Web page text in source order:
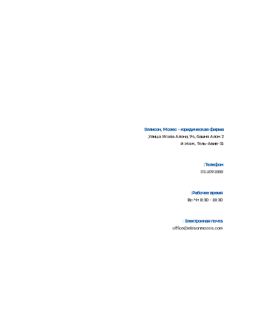
Эллисон, Мозес - юридическая фирма
Улица Игала Алона, 94, башня Алон 2,
31-й этаж, Тель-Авив
Телефон:
03.609.1888
Электронная почта
:
office@ellisonmozes.com
Рабочее время:
Вс-Чт 8:30 - 18:30